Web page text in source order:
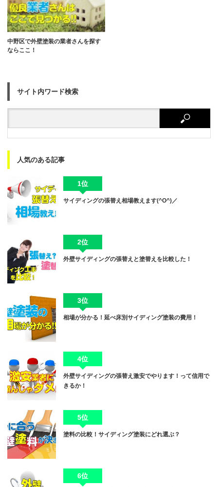
中野区で外壁塗装の業者さんを探す
ならここ！
サイト内ワード検索
人気のある記事
1位
サイディングの張替え相場教えます(^O^)／
2位
外壁サイディングの張替えと塗替えを比較した！
3位
相場が分かる！延べ床別サイディング塗装の費用！
4位
外壁サイディングの張替え激安でやります！って信用で
きるか！
5位
塗料の比較！サイディング塗装にどれ選ぶ？
6位